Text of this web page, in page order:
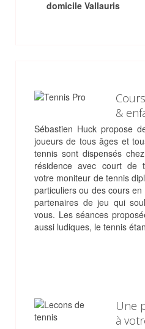
domicile Vallauris
&
Sébastien Huck propose
joueurs de tous âges et
tennis sont dispensés
résidence avec court de
votre moniteur de tennis
particuliers ou des cours
partenaires de jeu qui
vous. Les séances
aussi ludiques, le tennis
Une
à